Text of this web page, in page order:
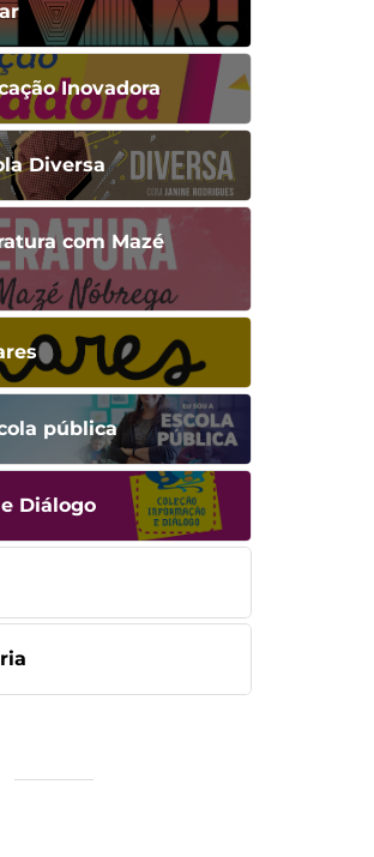
Inovadora
Diversa
com Mazé
pública
Diálogo